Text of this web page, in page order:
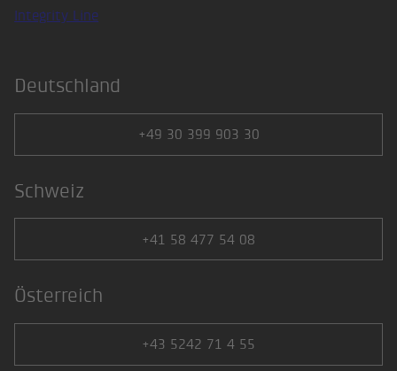
Integrity Line
Deutschland
+49 30 399 903 30
Schweiz
+41 58 477 54 08
Österreich
+43 5242 71 4 55